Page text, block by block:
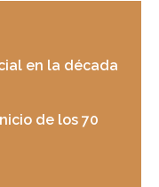
en la década
de los 70